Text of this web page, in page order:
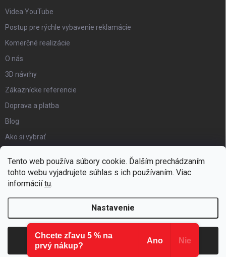
Tento web používa súbory cookie. Ďalším prechádzaním
tohto webu vyjadrujete súhlas s ich používaním. Viac
informáciítu.
Nastavenie
Súhlasím
Videa YouTube
Postup pre rýchle vybavenie reklamácie
Komerčné realizácie
O nás
3D návrhy
Zákaznícke referencie
Doprava a platba
Blog
Ako si vybrať
Certifikát kvality
Moja objednávka
Copyright 2026 Hezký detský nábytok . Všetky práva vyhradené.
Chcete zľavu 5 % na
prvý nákup?
Ano Nie